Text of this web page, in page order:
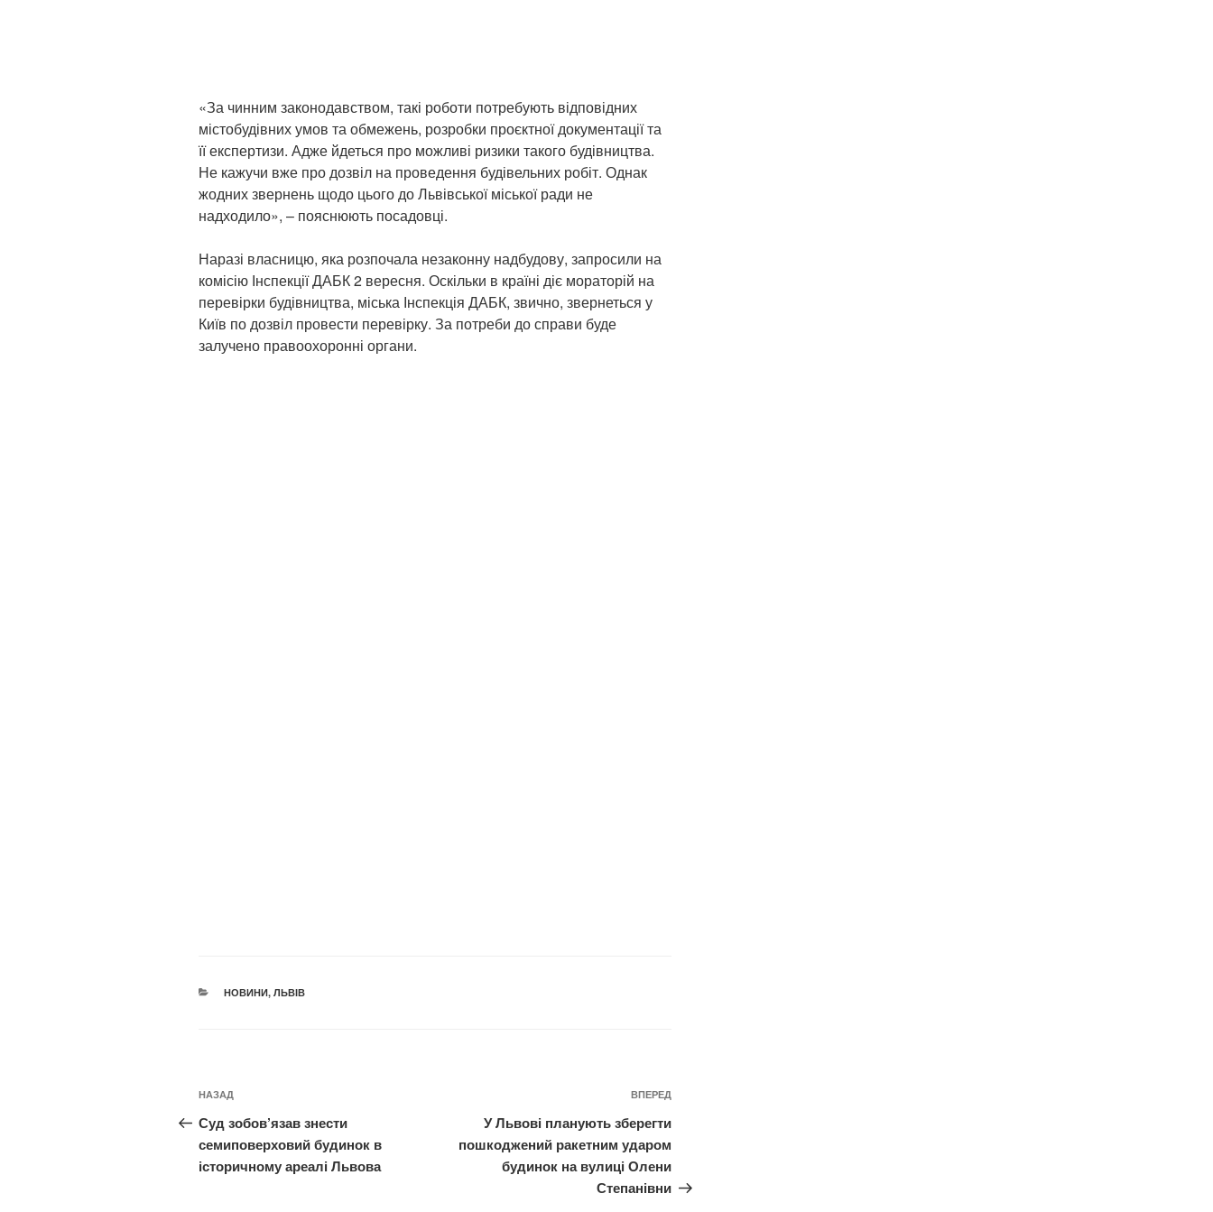
«За чинним законодавством, такі роботи потребують відповідних
містобудівних умов та обмежень, розробки проєктної документації та
її експертизи. Адже йдеться про можливі ризики такого будівництва.
Не кажучи вже про дозвіл на проведення будівельних робіт. Однак
жодних звернень щодо цього до Львівської міської ради не
надходило», – пояснюють посадовці.
Наразі власницю, яка розпочала незаконну надбудову, запросили на
комісію Інспекції ДАБК 2 вересня. Оскільки в країні діє мораторій на
перевірки будівництва, міська Інспекція ДАБК, звично, звернеться у
Київ по дозвіл провести перевірку. За потреби до справи буде
залучено правоохоронні органи.
КАТЕГОРІЇ
НОВИНИ, ЛЬВІВ
Навігація
записів
Попередній
запис:
НАЗАД
Суд зобов’язав знести
семиповерховий будинок в
історичному ареалі Львова
Наступний
запис
ВПЕРЕД
У Львові планують зберегти
пошкоджений ракетним ударом
будинок на вулиці Олени
Степанівни